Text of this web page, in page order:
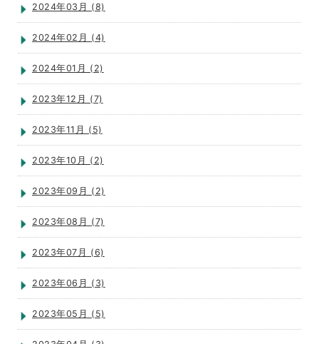
2024年03月 (8)
2024年02月 (4)
2024年01月 (2)
2023年12月 (7)
2023年11月 (5)
2023年10月 (2)
2023年09月 (2)
2023年08月 (7)
2023年07月 (6)
2023年06月 (3)
2023年05月 (5)